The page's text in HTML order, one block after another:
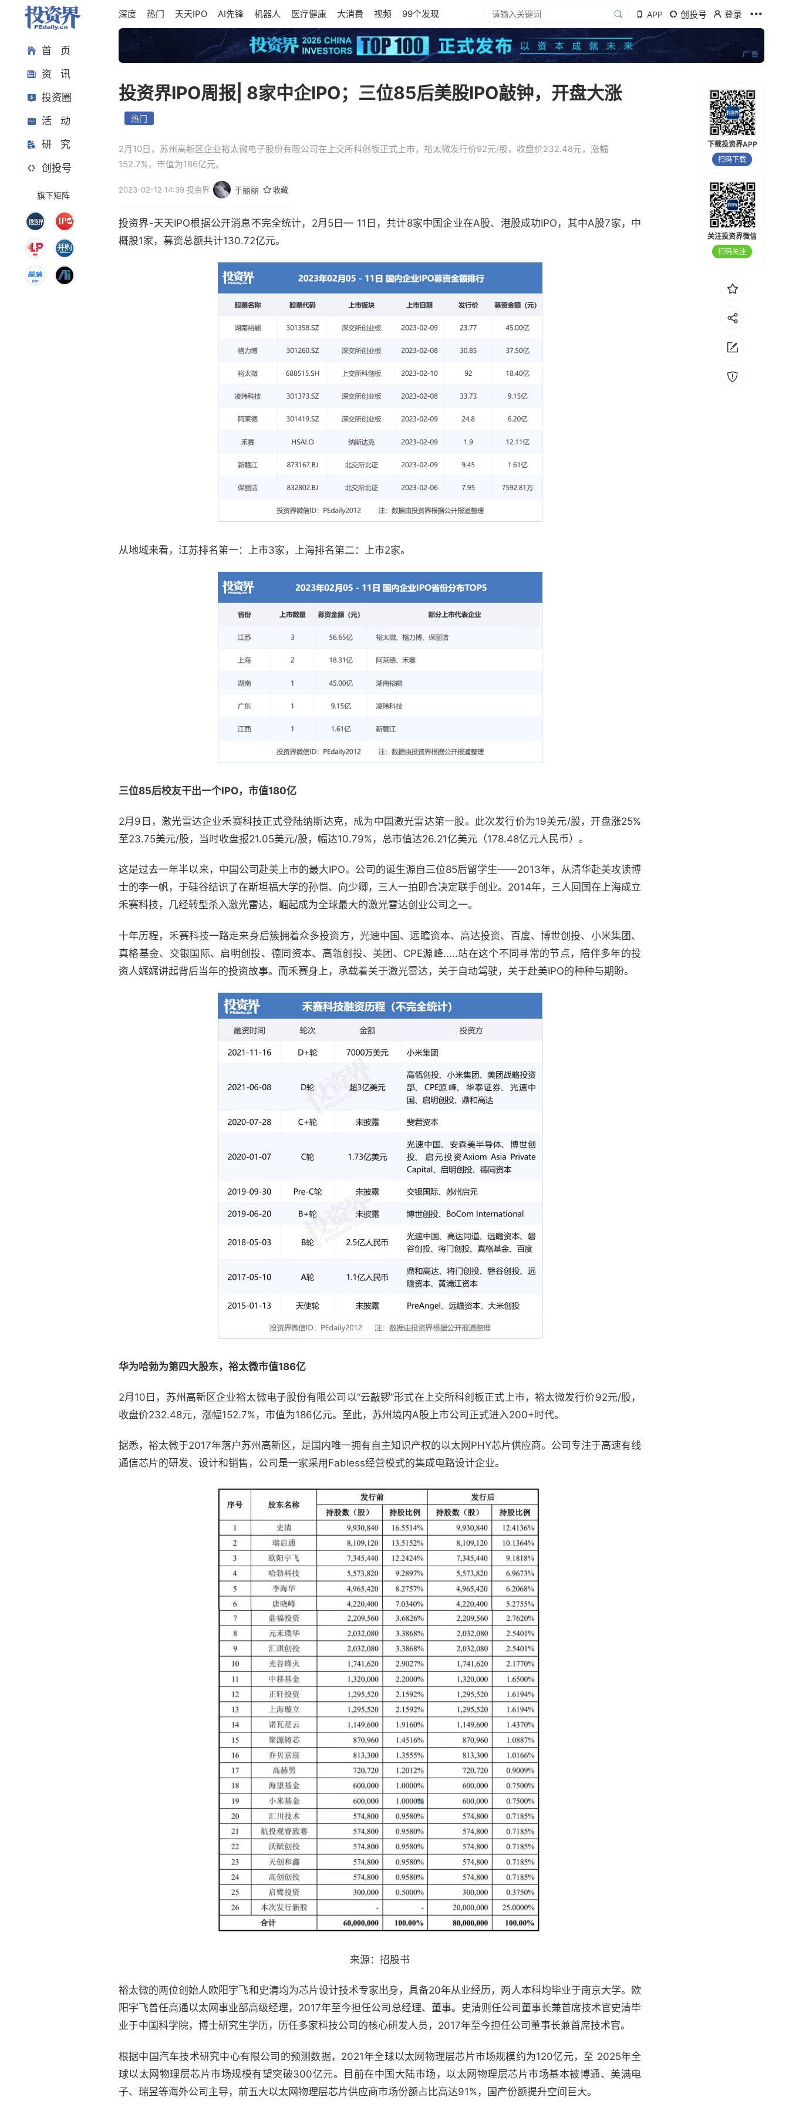
首 页
资 讯
投资圈
活 动
研 究
创投号
旗下矩阵
深度 热门 天天IPO AI先锋 机器人 医疗健康 大消费 视频 99个发现 APP 创投号 登录
投资界IPO周报| 8家中企IPO；三位85后美股IPO敲钟，开盘大涨
热门
2月10日，苏州高新区企业裕太微电子股份有限公司在上交所科创板正式上市，裕太微发行价92元/股，收盘价232.48元，涨幅
152.7%，市值为186亿元。
2023-02-12 14:39·投资界 于丽丽 收藏
投资界-天天IPO根据公开消息不完全统计，2月5日— 11日，共计8家中国企业在A股、港股成功IPO，其中A股7家，中
概股1家，募资总额共计130.72亿元。
从地域来看，江苏排名第一：上市3家，上海排名第二：上市2家。
三位85后校友干出一个IPO，市值180亿
2月9日，激光雷达企业禾赛科技正式登陆纳斯达克，成为中国激光雷达第一股。此次发行价为19美元/股，开盘涨25%
至23.75美元/股，当时收盘报21.05美元/股，幅达10.79%，总市值达26.21亿美元（178.48亿元人民币）。
这是过去一年半以来，中国公司赴美上市的最大IPO。公司的诞生源自三位85后留学生——2013年，从清华赴美攻读博
士的李一帆，于硅谷结识了在斯坦福大学的孙恺、向少卿，三人一拍即合决定联手创业。2014年，三人回国在上海成立
禾赛科技，几经转型杀入激光雷达，崛起成为全球最大的激光雷达创业公司之一。
十年历程，禾赛科技一路走来身后簇拥着众多投资方，光速中国、远瞻资本、高达投资、百度、博世创投、小米集团、
真格基金、交银国际、启明创投、德同资本、高瓴创投、美团、CPE源峰.....站在这个不同寻常的节点，陪伴多年的投
资人娓娓讲起背后当年的投资故事。而禾赛身上，承载着关于激光雷达，关于自动驾驶，关于赴美IPO的种种与期盼。
华为哈勃为第四大股东， 裕太微市值186亿
2月10日，苏州高新区企业裕太微电子股份有限公司以“云敲锣”形式在上交所科创板正式上市，裕太微发行价92元/股，
收盘价232.48元，涨幅152.7%，市值为186亿元。至此，苏州境内A股上市公司正式进入200+时代。
据悉，裕太微于2017年落户苏州高新区，是国内唯一拥有自主知识产权的以太网PHY芯片供应商。公司专注于高速有线
通信芯片的研发、设计和销售，公司是一家采用Fabless经营模式的集成电路设计企业。
来源：招股书
裕太微的两位创始人欧阳宇飞和史清均为芯片设计技术专家出身，具备20年从业经历，两人本科均毕业于南京大学。欧
阳宇飞曾任高通以太网事业部高级经理，2017年至今担任公司总经理、董事。史清则任公司董事长兼首席技术官史清毕
业于中国科学院，博士研究生学历，历任多家科技公司的核心研发人员，2017年至今担任公司董事长兼首席技术官。
根据中国汽车技术研究中心有限公司的预测数据，2021年全球以太网物理层芯片市场规模约为120亿元，至 2025年全
球以太网物理层芯片市场规模有望突破300亿元。目前在中国大陆市场，以太网物理层芯片市场基本被博通、美满电
子、瑞昱等海外公司主导，前五大以太网物理层芯片供应商市场份额占比高达91%，国产份额提升空间巨大。
下载投资界APP
扫码下载
关注投资界微信
扫码关注